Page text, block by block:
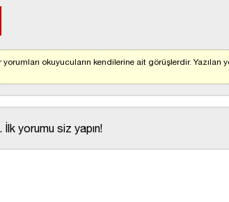
okuyucuların kendilerine ait görüşlerdir. Yazılan
İlk yorumu siz yapın!